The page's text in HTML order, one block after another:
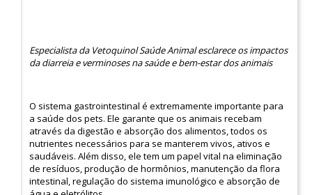
Especialista da Vetoquinol Saúde Animal esclarece os impactos
da diarreia e verminoses na saúde e bem-estar dos animais
O sistema gastrointestinal é extremamente importante para
a saúde dos pets. Ele garante que os animais recebam
através da digestão e absorção dos alimentos, todos os
nutrientes necessários para se manterem vivos, ativos e
saudáveis. Além disso, ele tem um papel vital na eliminação
de resíduos, produção de hormônios, manutenção da flora
intestinal, regulação do sistema imunológico e absorção de